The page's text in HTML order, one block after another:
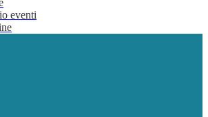
eventi